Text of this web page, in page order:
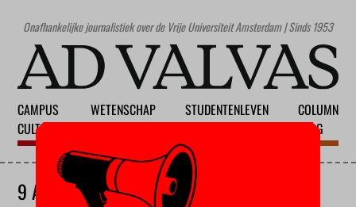
Onafhankelijke journalistiek over de Vrije Universiteit Amsterdam | Sinds 1953
CAMPUS
CULTUUR
WETENSCHAP
STUDENTENLEVEN
COLUMN
BLOG
9 AUGUSTUS 2026